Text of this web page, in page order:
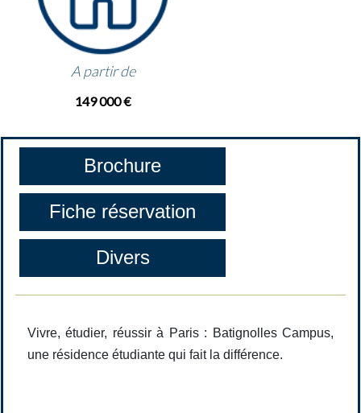
A partir de
149 000 €
Brochure
Fiche réservation
Divers
Vivre, étudier, réussir à Paris : Batignolles Campus,
une résidence étudiante qui fait la différence.